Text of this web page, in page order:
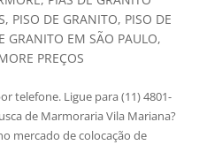
, PISO DE GRANITO, PISO DE
GRANITO EM SÃO PAULO,
PREÇOS
telefone. Ligue para (11) 4801-
de Marmoraria Vila Mariana?
mercado de colocação de